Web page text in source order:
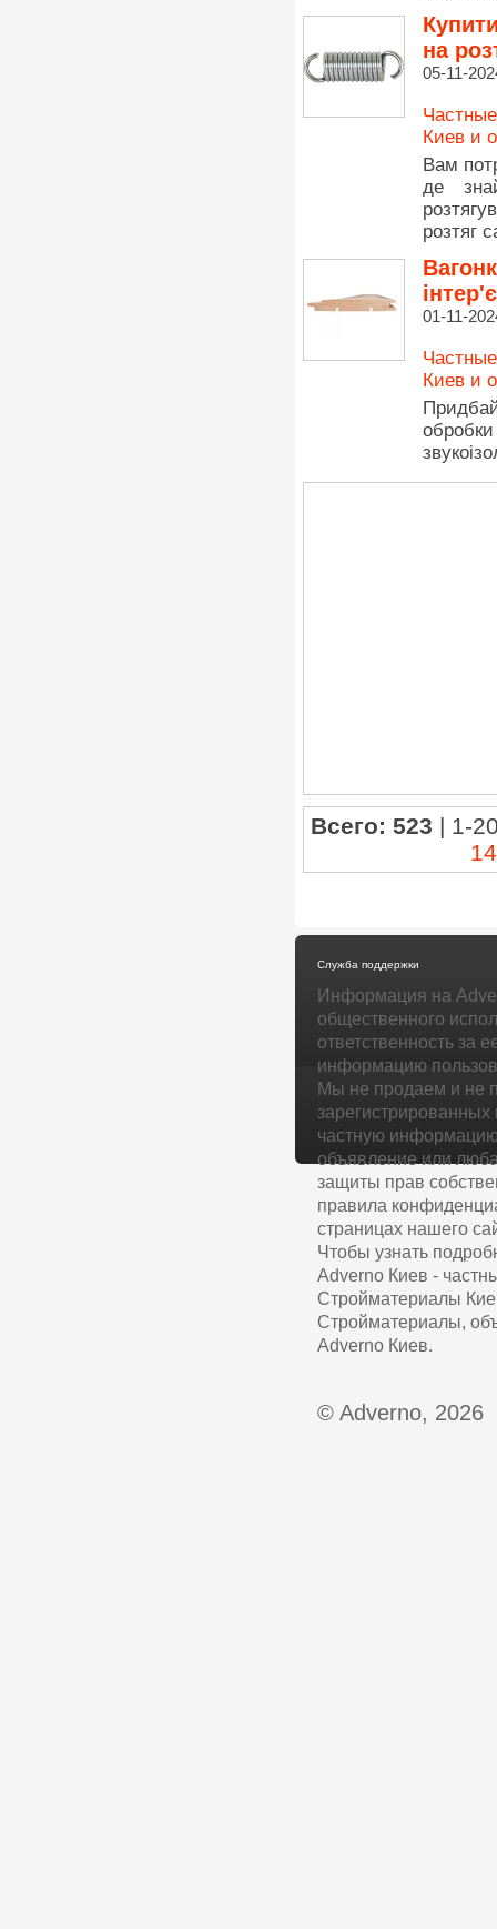
на
05-11-
Киев и
Вам
де
розтяг
01-11-
Киев и
обробки
Всего: 523 | 1-
Служба поддержки
Информация на
общественного
ответственность за
информацию
Мы не продаем и не
частную информацию
объявление или
защиты прав
правила
страницах нашего
Чтобы узнать
Adverno Киев -
Стройматериалы
Стройматериалы,
Adverno Киев.
© Adverno, 2026